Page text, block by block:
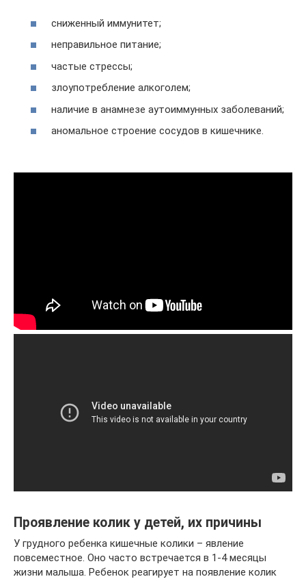
сниженный иммунитет;
неправильное питание;
частые стрессы;
злоупотребление алкоголем;
наличие в анамнезе аутоиммунных заболеваний;
аномальное строение сосудов в кишечнике.
Проявление колик у детей, их причины
У грудного ребенка кишечные колики – явление
повсеместное. Оно часто встречается в 1-4 месяцы
жизни малыша. Ребенок реагирует на появление колик